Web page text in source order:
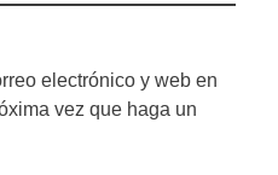
electrónico y web en
vez que haga un